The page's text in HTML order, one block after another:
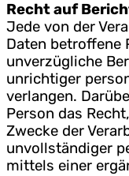
Recht auf
Jede von der
Daten betroffene
unverzügliche
unrichtiger
verlangen.
Person das
Zwecke der
unvollständiger
mittels einer